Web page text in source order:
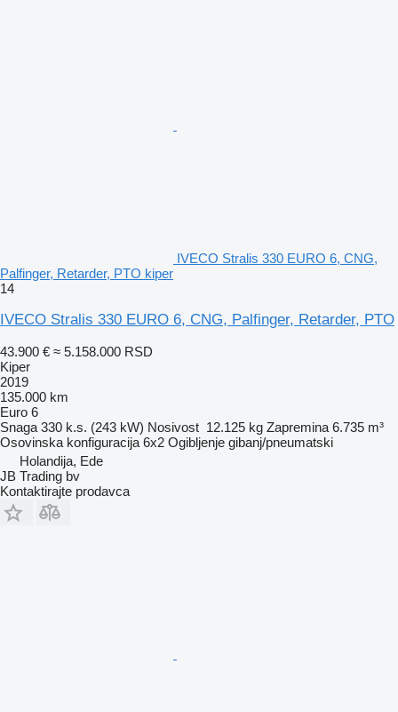
IVECO Stralis 330 EURO 6, CNG,
Palfinger, Retarder, PTO kiper
14
IVECO Stralis 330 EURO 6, CNG, Palfinger, Retarder, PTO
43.900 € ≈ 5.158.000 RSD
Kiper
2019
135.000 km
Euro 6
Snaga 330 k.s. (243 kW) Nosivost 12.125 kg Zapremina 6.735 m³
Osovinska konfiguracija 6x2 Ogibljenje gibanj/pneumatski
Holandija, Ede
JB Trading bv
Kontaktirajte prodavca